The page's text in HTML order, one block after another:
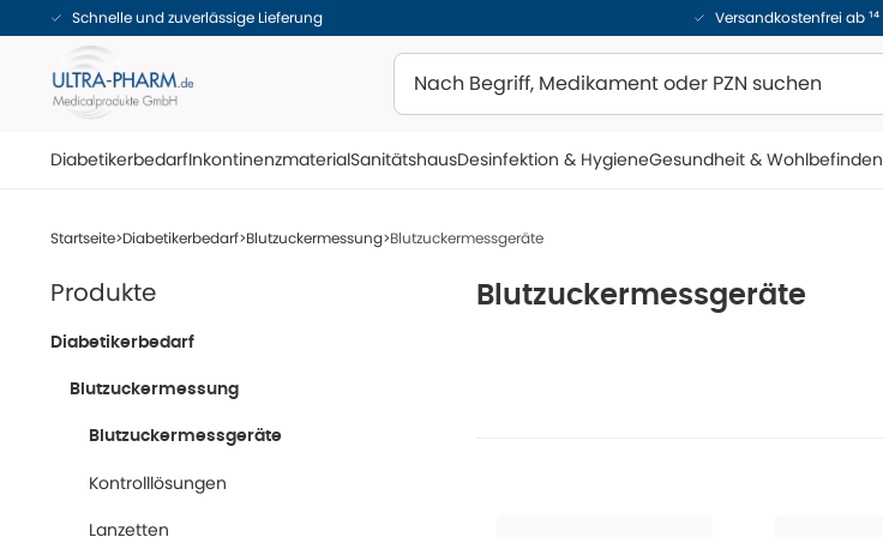
Schnelle und zuverlässige Lieferung Versandkostenfrei ab ¹⁴
DiabetikerbedarfInkontinenzmaterialSanitätshausDesinfektion & HygieneGesundheit & Wohlbefinden
Startseite Diabetikerbedarf Blutzuckermessung Blutzuckermessgeräte
Blutzuckermessgeräte
Produkte
Diabetikerbedarf
Blutzuckermessung
Blutzuckermessgeräte
Kontrolllösungen
Lanzetten